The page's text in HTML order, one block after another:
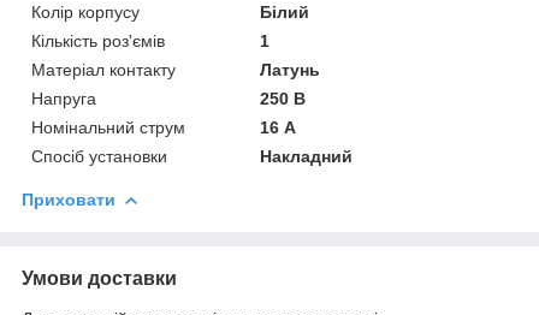
Колір корпусу
Білий
Кількість роз'ємів
1
Матеріал контакту
Латунь
Напруга
250 В
Номінальний струм
16 А
Спосіб установки
Накладний
Приховати
Умови доставки